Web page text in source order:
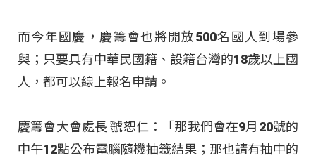
而今年國慶，慶籌會也將開放500名國人到場參
與；只要具有中華民國籍、設籍台灣的18歲以上國
人，都可以線上報名申請。
慶籌會大會處長 虢恕仁：「那我們會在9月20號的
中午12點公布電腦隨機抽籤結果；那也請有抽中的